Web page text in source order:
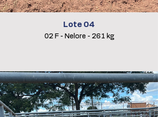
Lote 04
02 F - Nelore - 261 kg